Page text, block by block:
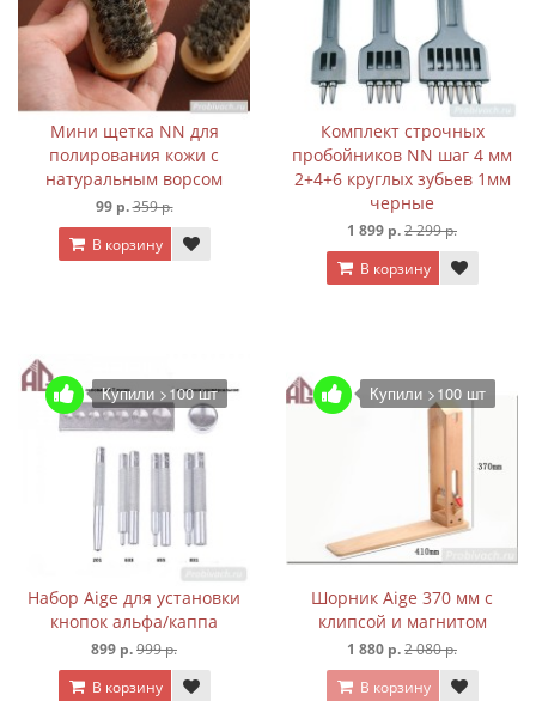
Мини щетка NN для
полирования кожи с
натуральным ворсом
99 р.359 р.
В корзину
Комплект строчных
пробойников NN шаг 4 мм
2+4+6 круглых зубьев 1мм
черные
1 899 р.2 299 р.
В корзину
Купили >100 шт
Набор Aige для установки
кнопок альфа/каппа
899 р.999 р.
В корзину
Купили >100 шт
Шорник Aige 370 мм с
клипсой и магнитом
1 880 р.2 080 р.
В корзину